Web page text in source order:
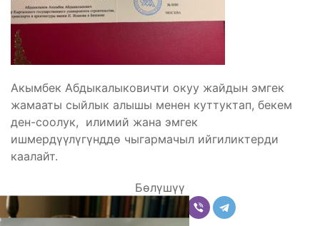
Акымбек Абдыкалыковичти окуу жайдын эмгек
жамааты сыйлык алышы менен куттуктап, бекем
ден-соолук, илимий жана эмгек
ишмердүүлүгүнддө чыгармачыл ийгиликтерди
каалайт.
Бөлүшүү